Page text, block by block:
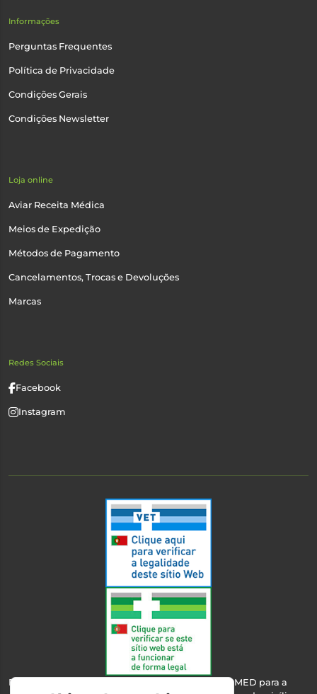
Informações
Perguntas Frequentes
Política de Privacidade
Condições Gerais
Condições Newsletter
Loja online
Aviar Receita Médica
Meios de Expedição
Métodos de Pagamento
Cancelamentos, Trocas e Devoluções
Marcas
Redes Sociais
Facebook
Instagram
Esta farmácia encontra-se autorizada pelo INFARMED para a